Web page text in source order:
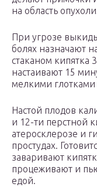
на область
При угрозе
болях назначают
стаканом кипятка
настаивают 15
мелкими глотками
Настой плодов
и 12-ти перстной
атеросклерозе и
простудах.
заваривают
процеживают и
едой.